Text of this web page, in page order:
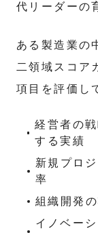
代リーダーの
ある製造業の
二領域スコア
項目を評価し
経営者の
する実績
新規プロ
率
組織開発
イノベー